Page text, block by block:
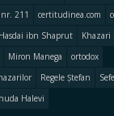
nr. 211
certitudinea.com
Hasdai ibn Shaprut
Khazari
Miron Manega
ortodox
Regele Ștefan
Halevi